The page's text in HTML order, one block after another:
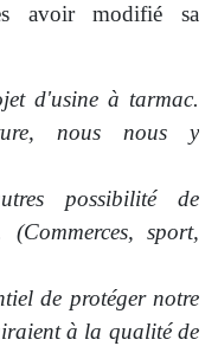
avoir modifié sa
d'usine à tarmac.
nous nous y
possibilité de
sport,
de protéger notre
à la qualité de